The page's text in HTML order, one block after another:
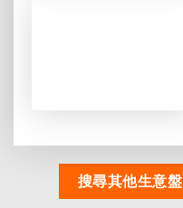
搜尋其他生意盤